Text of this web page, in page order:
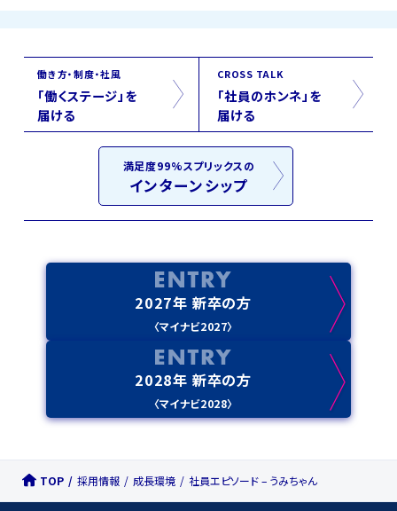
働き方・制度・社風
「働くステージ」を
届ける
CROSS TALK
「社員のホンネ」を
届ける
満足度99%スプリックスの
インターンシップ
2027年 新卒の方
〈マイナビ2027〉
2028年 新卒の方
〈マイナビ2028〉
TOP 採用情報 成長環境 社員エピソード – うみちゃん